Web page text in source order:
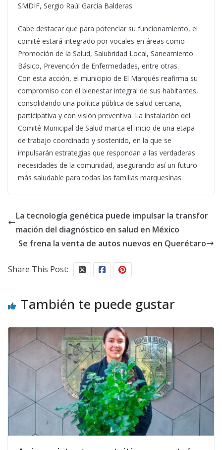
SMDIF, Sergio Raúl García Balderas.
Cabe destacar que para potenciar su funcionamiento, el
comité estará integrado por vocales en áreas como
Promoción de la Salud, Salubridad Local, Saneamiento
Básico, Prevención de Enfermedades, entre otras.
Con esta acción, el municipio de El Marqués reafirma su
compromiso con el bienestar integral de sus habitantes,
consolidando una política pública de salud cercana,
participativa y con visión preventiva. La instalación del
Comité Municipal de Salud marca el inicio de una etapa
de trabajo coordinado y sostenido, en la que se
impulsarán estrategias que respondan a las verdaderas
necesidades de la comunidad, asegurando así un futuro
más saludable para todas las familias marquesinas.
La tecnología genética puede impulsar la transfor
mación del diagnóstico en salud en México
Se frena la venta de autos nuevos en Querétaro
Share This Post:
También te puede gustar